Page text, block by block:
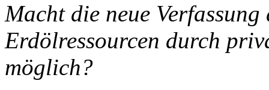
Macht die neue
Erdölressourcen durch
möglich?